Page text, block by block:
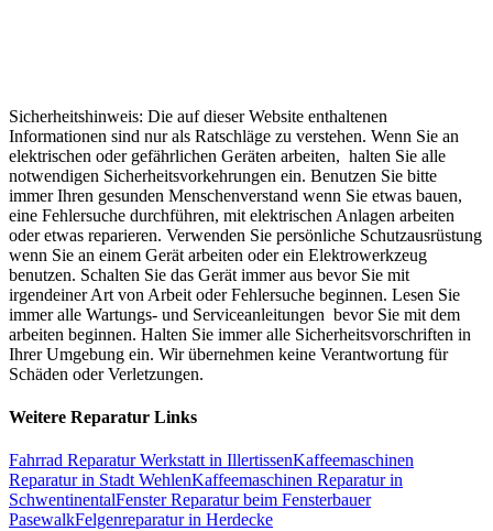
Sicherheitshinweis: Die auf dieser Website enthaltenen
Informationen sind nur als Ratschläge zu verstehen. Wenn Sie an
elektrischen oder gefährlichen Geräten arbeiten, halten Sie alle
notwendigen Sicherheitsvorkehrungen ein. Benutzen Sie bitte
immer Ihren gesunden Menschenverstand wenn Sie etwas bauen,
eine Fehlersuche durchführen, mit elektrischen Anlagen arbeiten
oder etwas reparieren. Verwenden Sie persönliche Schutzausrüstung
wenn Sie an einem Gerät arbeiten oder ein Elektrowerkzeug
benutzen. Schalten Sie das Gerät immer aus bevor Sie mit
irgendeiner Art von Arbeit oder Fehlersuche beginnen. Lesen Sie
immer alle Wartungs- und Serviceanleitungen bevor Sie mit dem
arbeiten beginnen. Halten Sie immer alle Sicherheitsvorschriften in
Ihrer Umgebung ein. Wir übernehmen keine Verantwortung für
Schäden oder Verletzungen.
Weitere Reparatur Links
Fahrrad Reparatur Werkstatt in IllertissenKaffeemaschinen
Reparatur in Stadt WehlenKaffeemaschinen Reparatur in
SchwentinentalFenster Reparatur beim Fensterbauer
PasewalkFelgenreparatur in Herdecke